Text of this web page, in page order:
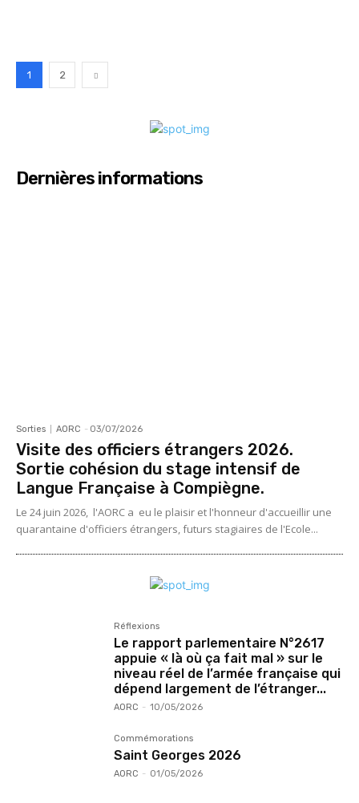
1 2
Dernières informations
Sorties AORC - 03/07/2026
Visite des officiers étrangers 2026.
Sortie cohésion du stage intensif de
Langue Française à Compiègne.
Le 24 juin 2026, l'AORC a eu le plaisir et l'honneur d'accueillir une
quarantaine d'officiers étrangers, futurs stagiaires de l'Ecole...
Réflexions
Le rapport parlementaire N°2617
appuie « là où ça fait mal » sur le
niveau réel de l’armée française qui
dépend largement de l’étranger...
AORC - 10/05/2026
Commémorations
Saint Georges 2026
AORC - 01/05/2026